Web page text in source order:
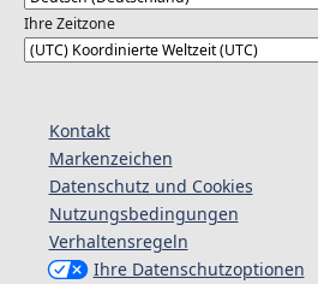
Ihre Zeitzone
Kontakt
Markenzeichen
Datenschutz und Cookies
Nutzungsbedingungen
Verhaltensregeln
Ihre Datenschutzoptionen